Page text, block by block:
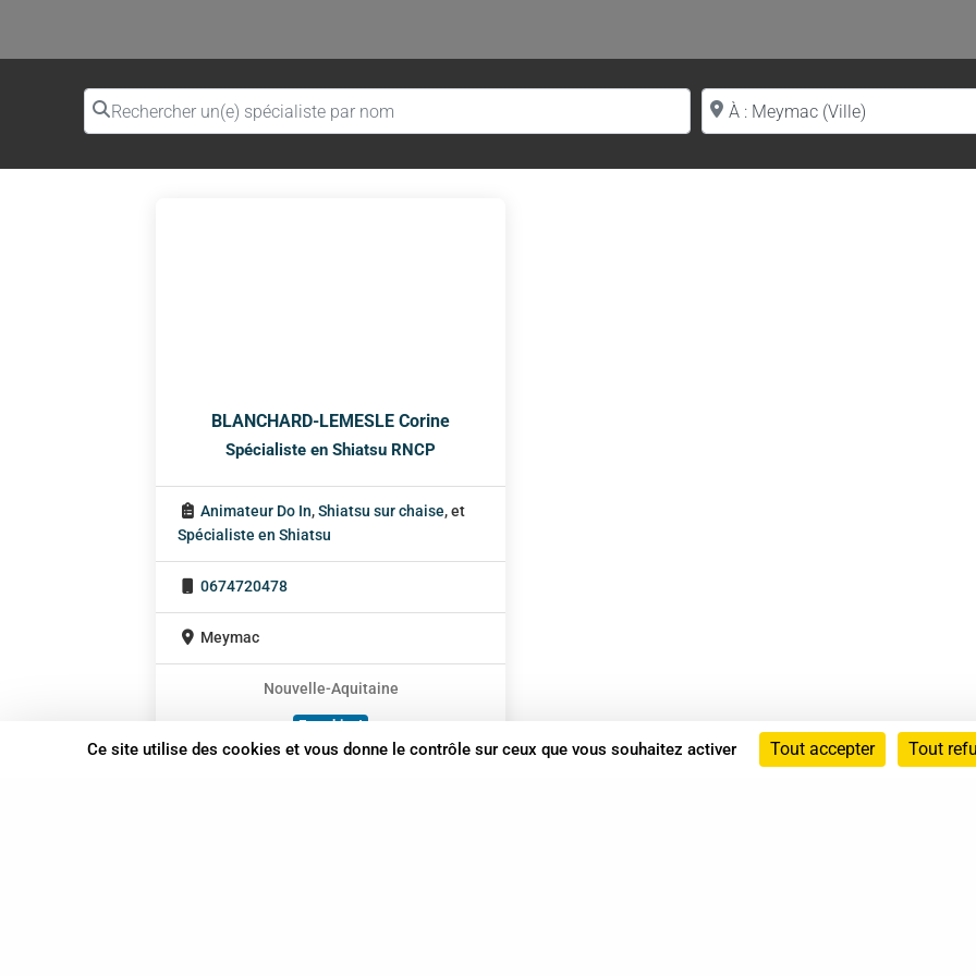
Rechercher un(e) spécialiste par nom Proche de (ville ou région)
BLANCHARD-LEMESLE Corine
Spécialiste en Shiatsu RNCP
Animateur Do In,Shiatsu sur chaise, et
Spécialiste en Shiatsu
0674720478
Meymac
Nouvelle-Aquitaine
En cabinet
À domicile
Ce site utilise des cookies et vous donne le contrôle sur ceux que vous souhaitez activer Tout accepter Tout